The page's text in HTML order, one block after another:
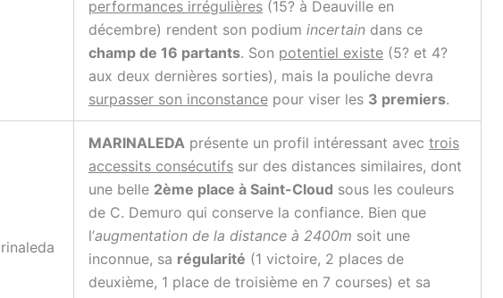
performances irrégulières (15? à Deauville en
décembre) rendent son podium incertain dans ce
champ de 16 partants. Son potentiel existe (5? et 4?
aux deux dernières sorties), mais la pouliche devra
surpasser son inconstance pour viser les 3 premiers.
MARINALEDA présente un profil intéressant avec trois
accessits consécutifs sur des distances similaires, dont
une belle 2ème place à Saint-Cloud sous les couleurs
de C. Demuro qui conserve la confiance. Bien que
l’augmentation de la distance à 2400m soit une
inconnue, sa régularité (1 victoire, 2 places de
deuxième, 1 place de troisième en 7 courses) et sa